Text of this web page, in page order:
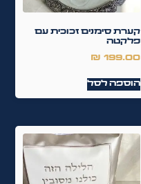
קערת סימנים זכוכית עם
פלקטה
199.00
₪
הוספה לסל